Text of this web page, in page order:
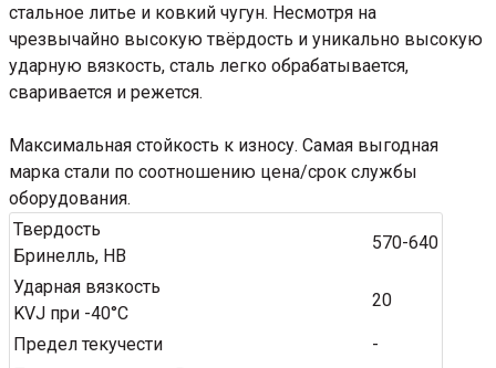
стальное литье и ковкий чугун. Несмотря на
чрезвычайно высокую твёрдость и уникально высокую
ударную вязкость, сталь легко обрабатывается,
сваривается и режется.
Максимальная стойкость к износу. Самая выгодная
марка стали по соотношению цена/срок службы
оборудования.
Твердость
Бринелль, HB
570-640
Ударная вязкость
KVJ при -40°C
20
Предел текучести
-